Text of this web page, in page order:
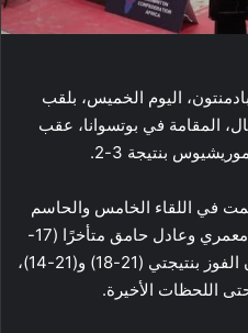
اليوم الخميس، بلقب
2026 للفرق رجال، المقامة في بوتسوانا، عقب
بنتيجة 3-2.
في اللقاء الخامس والحاسم
للزوجي، بعدما كان الثنائي كسيلة معمري وعادل حامق متأخرًا (17-
21)، قبل أن يقلبا الطاولة ويحققان الفوز بنتيجتي (21-18) و(21-14)،
اللحظات الأخيرة.